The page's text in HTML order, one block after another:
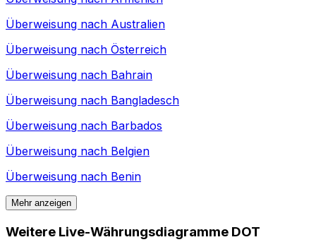
Überweisung nach Australien
Überweisung nach Österreich
Überweisung nach Bahrain
Überweisung nach Bangladesch
Überweisung nach Barbados
Überweisung nach Belgien
Überweisung nach Benin
Mehr anzeigen
Weitere Live-Währungsdiagramme DOT